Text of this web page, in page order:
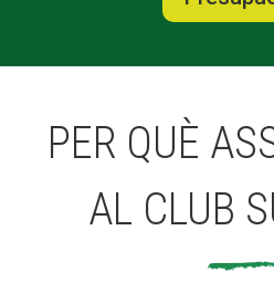
PER QUÈ
AL CLUB